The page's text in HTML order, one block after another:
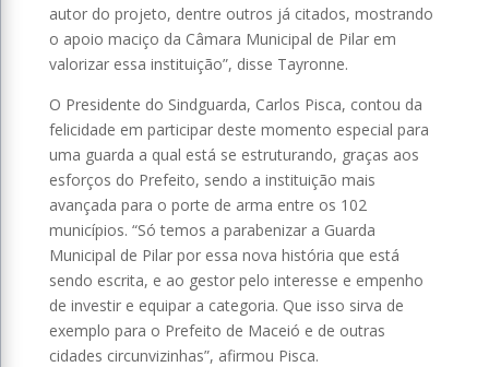
autor do projeto, dentre outros já citados, mostrando
o apoio maciço da Câmara Municipal de Pilar em
valorizar essa instituição”, disse Tayronne.
O Presidente do Sindguarda, Carlos Pisca, contou da
felicidade em participar deste momento especial para
uma guarda a qual está se estruturando, graças aos
esforços do Prefeito, sendo a instituição mais
avançada para o porte de arma entre os 102
municípios. “Só temos a parabenizar a Guarda
Municipal de Pilar por essa nova história que está
sendo escrita, e ao gestor pelo interesse e empenho
de investir e equipar a categoria. Que isso sirva de
exemplo para o Prefeito de Maceió e de outras
cidades circunvizinhas”, afirmou Pisca.